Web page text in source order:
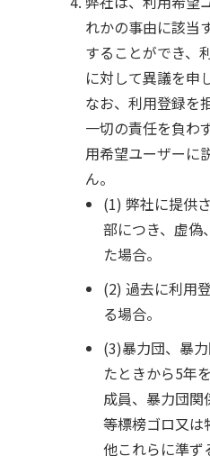
れかの事由に該当
することができ、
に対して異議を申
なお、利用登録を
一切の責任を負わ
用希望ユーザーに
ん。
(1) 弊社に提供
部につき、虚偽
た場合。
(2) 過去に利用
る場合。
(3)暴力団、暴
たときから5年
成員、暴力団関
等標榜ゴロ又は
他これらに準ず